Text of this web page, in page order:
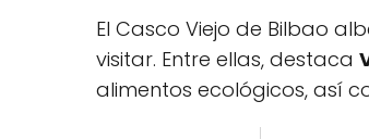
El Casco Viejo de Bilbao
visitar. Entre ellas, destaca
alimentos ecológicos, así